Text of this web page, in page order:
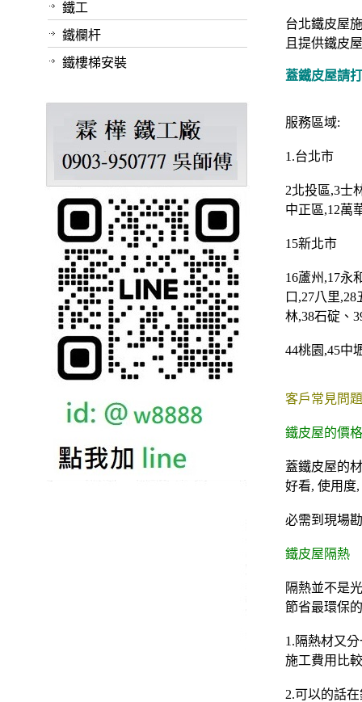
鐵工
鐵欄杆
鐵樓梯安裝
台北鐵皮屋
且提供鐵皮
蓋鐵皮屋請
服務區域:
1.台北市
2北投區,3士
中正區,12萬
15新北市
16蘆州 ,17永
口 ,27八里,28
林,38石碇 、
44桃園 ,45中
客戶常見問
鐵皮屋的價格
蓋鐵皮屋的
好看, 使用度
必需到現場
鐵皮屋隔熱
隔熱並不是
節省最環保
1.隔熱材又
施工費用比
2.可以的話